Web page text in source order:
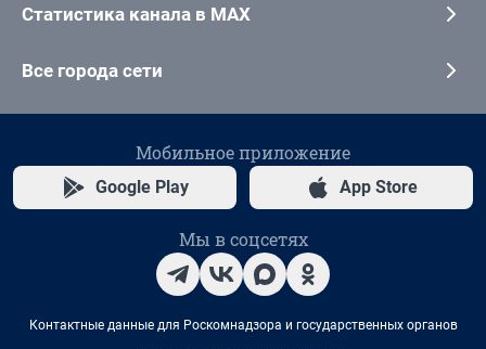
Статистика канала в MAX
Все города сети
Мобильное приложение
Google Play App Store
Мы в соцсетях
Контактные данные для Роскомнадзора и государственных органов